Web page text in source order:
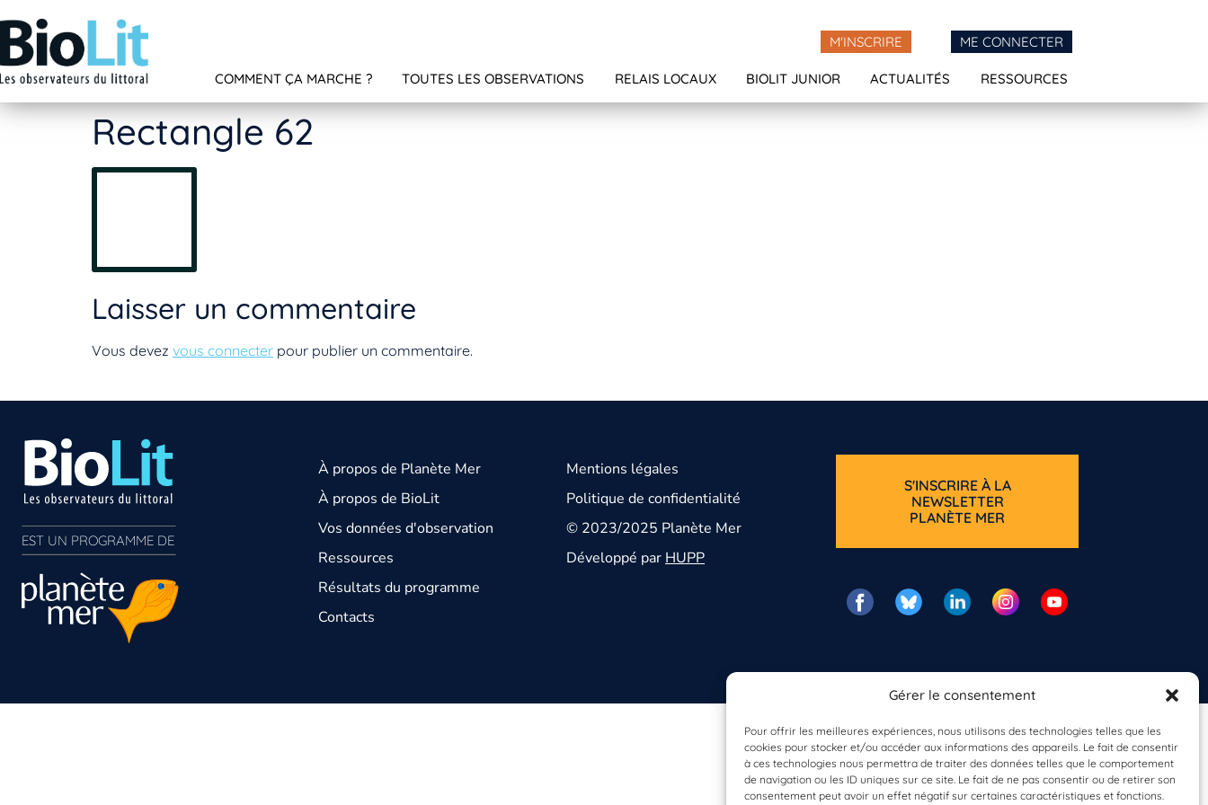
Gérer le consentement
Pour offrir les meilleures expériences, nous utilisons des technologies telles que les
cookies pour stocker et/ou accéder aux informations des appareils. Le fait de consentir
à ces technologies nous permettra de traiter des données telles que le comportement
de navigation ou les ID uniques sur ce site. Le fait de ne pas consentir ou de retirer son
consentement peut avoir un effet négatif sur certaines caractéristiques et fonctions.
M'INSCRIRE ME CONNECTER
COMMENT ÇA MARCHE ? TOUTES LES OBSERVATIONS RELAIS LOCAUX BIOLIT JUNIOR ACTUALITÉS RESSOURCES
Rectangle 62
Laisser un commentaire
Vous devez vous connecter pour publier un commentaire.
EST UN PROGRAMME DE
À propos de Planète Mer
À propos de BioLit
Vos données d'observation
Ressources
Résultats du programme
Contacts
Mentions légales
Politique de confidentialité
© 2023/2025 Planète Mer
Développé par HUPP
S'INSCRIRE À LA
NEWSLETTER
PLANÈTE MER